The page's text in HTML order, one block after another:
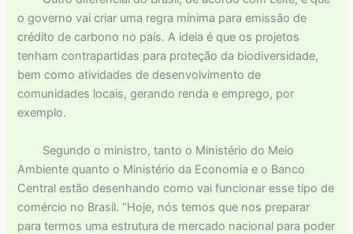
o governo vai criar uma regra mínima para emissão de
crédito de carbono no país. A ideia é que os projetos
tenham contrapartidas para proteção da biodiversidade,
bem como atividades de desenvolvimento de
comunidades locais, gerando renda e emprego, por
exemplo.
Segundo o ministro, tanto o Ministério do Meio
Ambiente quanto o Ministério da Economia e o Banco
Central estão desenhando como vai funcionar esse tipo de
comércio no Brasil. “Hoje, nós temos que nos preparar
para termos uma estrutura de mercado nacional para poder